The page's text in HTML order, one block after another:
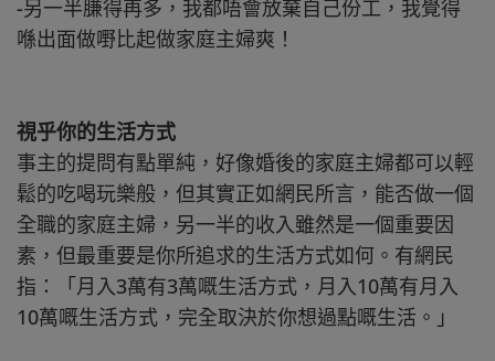
-另一半膁得再多，我都唔會放棄自己份工，我覺得
喺出面做嘢比起做家庭主婦爽！
視乎你的生活方式
事主的提問有點單純，好像婚後的家庭主婦都可以輕
鬆的吃喝玩樂般，但其實正如網民所言，能否做一個
全職的家庭主婦，另一半的收入雖然是一個重要因
素，但最重要是你所追求的生活方式如何。有網民
指：「月入3萬有3萬嘅生活方式，月入10萬有月入
10萬嘅生活方式，完全取決於你想過點嘅生活。」